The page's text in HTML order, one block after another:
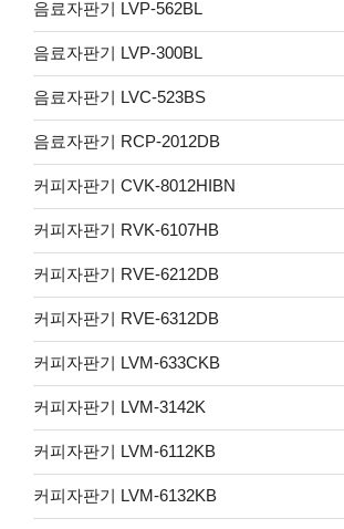
음료자판기 LVP-562BL
음료자판기 LVP-300BL
음료자판기 LVC-523BS
음료자판기 RCP-2012DB
커피자판기 CVK-8012HIBN
커피자판기 RVK-6107HB
커피자판기 RVE-6212DB
커피자판기 RVE-6312DB
커피자판기 LVM-633CKB
커피자판기 LVM-3142K
커피자판기 LVM-6112KB
커피자판기 LVM-6132KB